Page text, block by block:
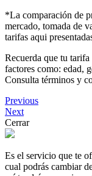
*La comparación de
mercado, tomada de
tarifas aqui
Recuerda que tu
factores como: edad,
Consulta términos y
Previous
Next
Cerrar
Es el servicio que te
cual podrás cambiar